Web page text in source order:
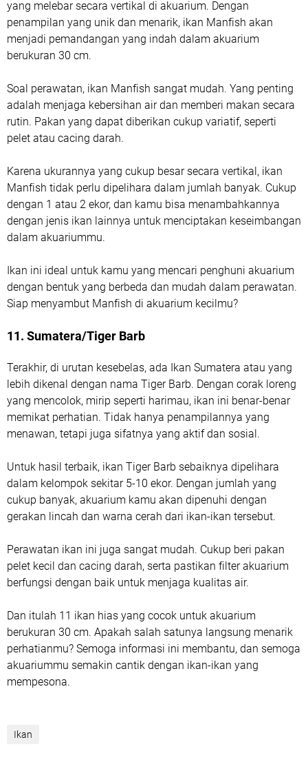
yang melebar secara vertikal di akuarium. Dengan
penampilan yang unik dan menarik, ikan Manfish akan
menjadi pemandangan yang indah dalam akuarium
berukuran 30 cm.
Soal perawatan, ikan Manfish sangat mudah. Yang penting
adalah menjaga kebersihan air dan memberi makan secara
rutin. Pakan yang dapat diberikan cukup variatif, seperti
pelet atau cacing darah.
Karena ukurannya yang cukup besar secara vertikal, ikan
Manfish tidak perlu dipelihara dalam jumlah banyak. Cukup
dengan 1 atau 2 ekor, dan kamu bisa menambahkannya
dengan jenis ikan lainnya untuk menciptakan keseimbangan
dalam akuariummu.
Ikan ini ideal untuk kamu yang mencari penghuni akuarium
dengan bentuk yang berbeda dan mudah dalam perawatan.
Siap menyambut Manfish di akuarium kecilmu?
11. Sumatera/Tiger Barb
Terakhir, di urutan kesebelas, ada Ikan Sumatera atau yang
lebih dikenal dengan nama Tiger Barb. Dengan corak loreng
yang mencolok, mirip seperti harimau, ikan ini benar-benar
memikat perhatian. Tidak hanya penampilannya yang
menawan, tetapi juga sifatnya yang aktif dan sosial.
Untuk hasil terbaik, ikan Tiger Barb sebaiknya dipelihara
dalam kelompok sekitar 5-10 ekor. Dengan jumlah yang
cukup banyak, akuarium kamu akan dipenuhi dengan
gerakan lincah dan warna cerah dari ikan-ikan tersebut.
Perawatan ikan ini juga sangat mudah. Cukup beri pakan
pelet kecil dan cacing darah, serta pastikan filter akuarium
berfungsi dengan baik untuk menjaga kualitas air.
Dan itulah 11 ikan hias yang cocok untuk akuarium
berukuran 30 cm. Apakah salah satunya langsung menarik
perhatianmu? Semoga informasi ini membantu, dan semoga
akuariummu semakin cantik dengan ikan-ikan yang
mempesona.
Ikan